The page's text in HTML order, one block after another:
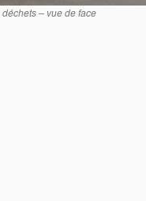
– vue de face